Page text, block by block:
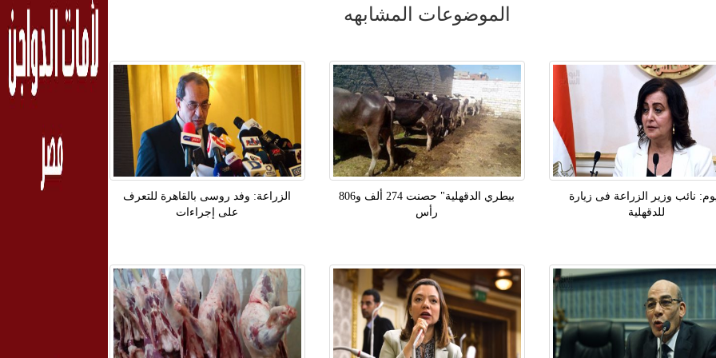
الموضوعات المشابهه
الزراعة: وفد روسى بالقاهرة للتعرف
على إجراءات
بيطري الدقهلية" حصنت 274 ألف و806
رأس
نائب وزير الزراعة فى زيارة
للدقهلية